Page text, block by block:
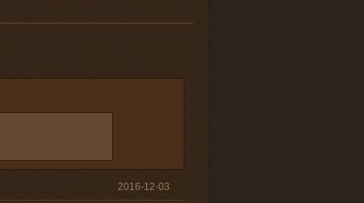
2016-12-03